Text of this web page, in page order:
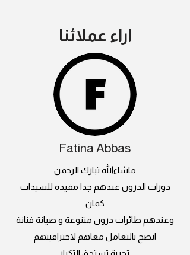
اراء عملائنا
Fatina Abbas
ماشاءالله تبارك الرحمن
دورات الدرون عندهم جدا مفيده للسيدات
كمان
وعندهم طائرات درون متنوعة و صيانة فنانة
انصح بالتعامل معاهم لاحترافيتهم